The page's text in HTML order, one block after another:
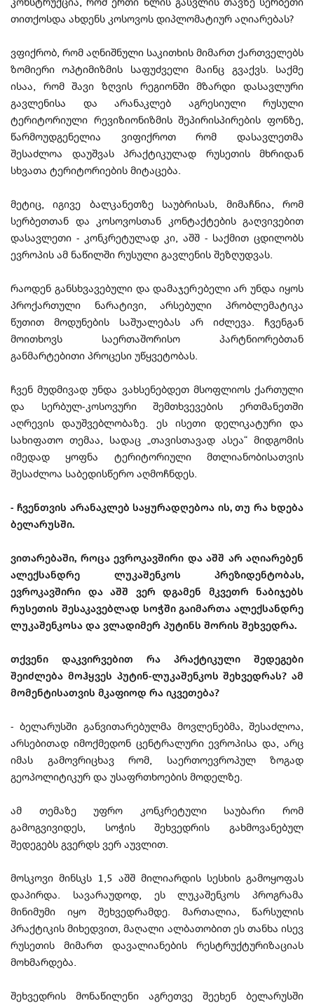
თითქოსდა ახდენს კოსოვოს დიპლომატიურ აღიარებას?
ვფიქრობ, რომ აღნიშნული საკითხის მიმართ ქართველებს
ზომიერი ოპტიმიზმის საფუძველი მაინც გვაქვს. საქმე
ისაა, რომ შავი ზღვის რეგიონში მზარდი დასავლური
გავლენისა და არანაკლებ აგრესიული რუსული
ტერიტორიული რევიზიონიზმის შეპირისპირების ფონზე,
წარმოუდგენელია ვიფიქროთ რომ დასავლეთმა
შესაძლოა დაუშვას პრაქტიკულად რუსეთის მხრიდან
სხვათა ტერიტორიების მიტაცება.
მეტიც, იგივე ბალკანეთზე საუბრისას, მიმაჩნია, რომ
სერბეთთან და კოსოვოსთან კონტაქტების გაღვივებით
დასავლეთი - კონკრეტულად კი, აშშ - საქმით ცდილობს
ევროპის ამ ნაწილში რუსული გავლენის შეზღუდვას.
რაოდენ განსხვავებული და დამაჯერებელი არ უნდა იყოს
პროქართული ნარატივი, არსებული პრობლემატიკა
წუთით მოდუნების საშუალებას არ იძლევა. ჩვენგან
მოითხოვს საერთაშორისო პარტნიორებთან
განმარტებითი პროცესი უწყვეტობას.
ჩვენ მუდმივად უნდა ვახსენებდეთ მსოფლიოს ქართული
და სერბულ-კოსოვური შემთხვევების ერთმანეთში
აღრევის დაუშვებლობაზე. ეს ისეთი დელიკატური და
სახიფათო თემაა, სადაც „თავისთავად ასეა“ მიდგომის
იმედად ყოფნა ტერიტორიული მთლიანობისათვის
შესაძლოა საბედისწერო აღმოჩნდეს.
- ჩვენთვის არანაკლებ საყურადღებოა ის, თუ რა ხდება
ბელარუსში.
ვითარებაში, როცა ევროკავშირი და აშშ არ აღიარებენ
ალექსანდრე ლუკაშენკოს პრეზიდენტობას,
ევროკავშირი და აშშ ვერ დგამენ მკვეთრ ნაბიჯებს
რუსეთის შესაკავებლად სოჭში გაიმართა ალექსანდრე
ლუკაშენკოსა და ვლადიმერ პუტინს შორის შეხვედრა.
თქვენი დაკვირვებით რა პრაქტიკული შედეგები
შეიძლება მოჰყვეს პუტინ-ლუკაშენკოს შეხვედრას? ამ
მომენტისათვის მკაფიოდ რა იკვეთება?
- ბელარუსში განვითარებულმა მოვლენებმა, შესაძლოა,
არსებითად იმოქმედონ ცენტრალური ევროპისა და, არც
იმას გამოვრიცხავ რომ, საერთოევროპულ ზოგად
გეოპოლიტიკურ და უსაფრთხოების მოდელზე.
ამ თემაზე უფრო კონკრეტული საუბარი რომ
გამოგვივიდეს, სოჭის შეხვედრის გახმოვანებულ
შედეგებს გვერდს ვერ აუვლით.
მოსკოვი მინსკს 1,5 აშშ მილიარდის სესხის გამოყოფას
დაპირდა. სავარაუდოდ, ეს ლუკაშენკოს პროგრამა
მინიმუმი იყო შეხვედრამდე. მართალია, წარსულის
პრაქტიკის მიხედვით, მაღალი ალბათობით ეს თანხა ისევ
რუსეთის მიმართ დავალიანების რესტრუქტურიზაციას
მოხმარდება.
შეხვედრის მონაწილენი აგრეთვე შეეხენ ბელარუსში